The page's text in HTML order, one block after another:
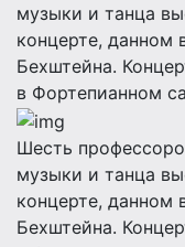
музыки и танца
концерте, данном
Бехштейна.
в Фортепианном
Шесть
музыки и танца
концерте, данном
Бехштейна.